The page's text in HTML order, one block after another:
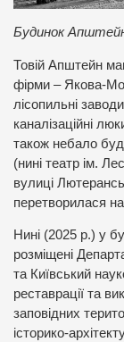
Будинок
Товій Апштейн
фірми – Якова-
лісопильні
каналізаційні
також небало
(нині театр ім.
вулиці
перетворилася
Нині (2025 р.) у
розміщені
та Київський
реставрації та
заповідних
історико-